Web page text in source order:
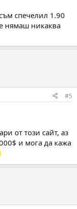
спечелил 1.90
нямаш никаква
#5
от този сайт, аз
и мога да кажа